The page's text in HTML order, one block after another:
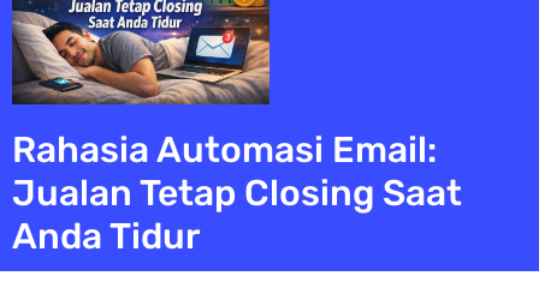
Rahasia Automasi Email:
Jualan Tetap Closing Saat
Anda Tidur